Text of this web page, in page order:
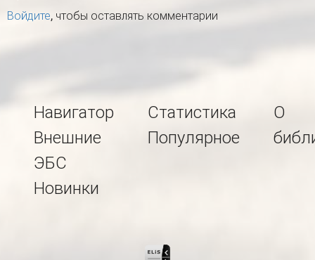
Войдите, чтобы оставлять комментарии
Навигатор
Внешние
ЭБС
Новинки
Статистика
Популярное
О